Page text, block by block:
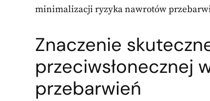
minimalizacji ryzyka nawrotów
Znaczenie
przeciwsłonecznej
przebarwień